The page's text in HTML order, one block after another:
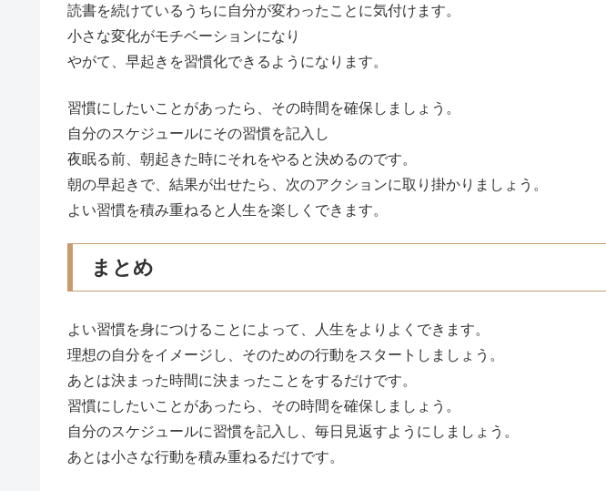
読書を続けているうちに自分が変わったことに気付けます。
小さな変化がモチベーションになり
やがて、早起きを習慣化できるようになります。
習慣にしたいことがあったら、その時間を確保しましょう。
自分のスケジュールにその習慣を記入し
夜眠る前、朝起きた時にそれをやると決めるのです。
朝の早起きで、結果が出せたら、次のアクションに取り掛かりましょう。
よい習慣を積み重ねると人生を楽しくできます。
まとめ
よい習慣を身につけることによって、人生をよりよくできます。
理想の自分をイメージし、そのための行動をスタートしましょう。
あとは決まった時間に決まったことをするだけです。
習慣にしたいことがあったら、その時間を確保しましょう。
自分のスケジュールに習慣を記入し、毎日見返すようにしましょう。
あとは小さな行動を積み重ねるだけです。